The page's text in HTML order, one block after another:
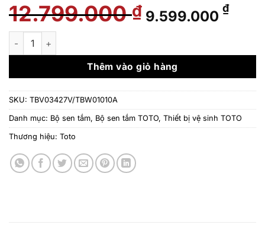
12.799.000₫ Giá
gốc
12.799.000 ₫.
9.599.000 ₫Giá
là:
Bộ sen tắm nhiệt độ TOTO TBV03427V/TBW01010A số lượng
Thêm vào giỏ hàng
SKU: TBV03427V/TBW01010A
Danh mục: Bộ sen tắm, Bộ sen tắm TOTO, Thiết bị vệ sinh TOTO
Thương hiệu: Toto